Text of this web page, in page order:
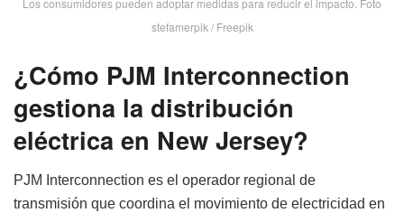
stefamerpik / Freepik
¿Cómo PJM Interconnection
gestiona la distribución
eléctrica en New Jersey?
PJM Interconnection es el operador regional de
transmisión que coordina el movimiento de electricidad en